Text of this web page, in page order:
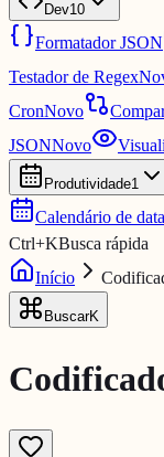
Dev10
Formatador JSON
Testador de Regex
CronNovo
JSONNovo
Produtividade1
Calendário de
Ctrl+KBusca rápida
Início
BuscarK